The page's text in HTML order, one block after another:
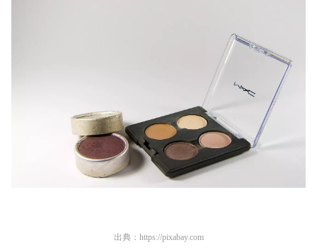
出典： https://pixabay.com